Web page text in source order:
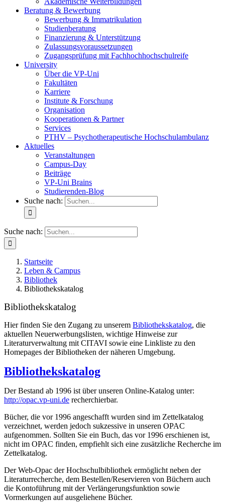
Beratung & Bewerbung
Bewerbung & Immatrikulation
Studienberatung
Finanzierung & Unterstützung
Zulassungsvoraussetzungen
Zugangsprüfung mit Fachhochhochschulreife
University
Über die VP-Uni
Fakultäten
Karriere
Institute & Forschung
Organisation
Kooperationen & Partner
Services
PTHV – Psychotherapeutische Hochschulambulanz
Aktuelles
Veranstaltungen
Campus-Day
Beiträge
VP-Uni Brains
Studierenden-Blog
Suche nach:
Suche nach:
Startseite
Leben & Campus
Bibliothek
Bibliothekskatalog
Bibliothekskatalog
Hier finden Sie den Zugang zu unserem Bibliothekskatalog, die
aktuellen Neuerwerbungslisten, wichtige Hinweise zur
Literaturverwaltung mit CITAVI sowie eine Linkliste zu den
Homepages der Bibliotheken der näheren Umgebung.
Bibliothekskatalog
Der Bestand ab 1996 ist über unseren Online-Katalog unter:
http://opac.vp-uni.de recherchierbar.
Bücher, die vor 1996 angeschafft wurden sind im Zettelkatalog
verzeichnet, werden jedoch sukzessive in unseren OPAC
aufgenommen. Sollten Sie ein Buch, das vor 1996 erschienen ist,
nicht im OPAC finden, empfiehlt sich eine zusätzliche Recherche im
Zettelkatalog.
Der Web-Opac der Hochschulbibliothek ermöglicht neben der
Literaturrecherche, dem Bestellen/Reservieren von Büchern auch
die Kontoführung mit der Verlängerungsfunktion sowie
Vormerkungen auf ausgeliehene Bücher.